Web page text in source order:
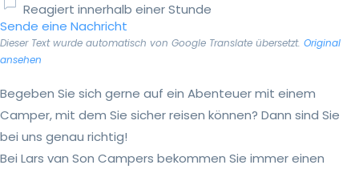
Reagiert innerhalb einer Stunde
Sende eine Nachricht
Dieser Text wurde automatisch von Google Translate übersetzt. Original
ansehen
Begeben Sie sich gerne auf ein Abenteuer mit einem
Camper, mit dem Sie sicher reisen können? Dann sind Sie
bei uns genau richtig!
Bei Lars van Son Campers bekommen Sie immer einen